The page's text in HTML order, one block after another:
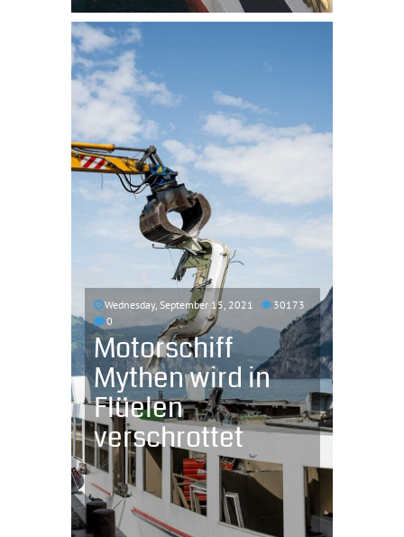
Wednesday, September 15, 2021
30173
0
Motorschiff
Mythen wird in
Flüelen
verschrottet